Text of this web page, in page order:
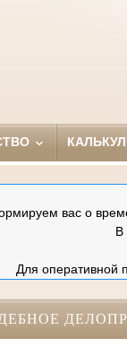
вас о
В
Для оперативной